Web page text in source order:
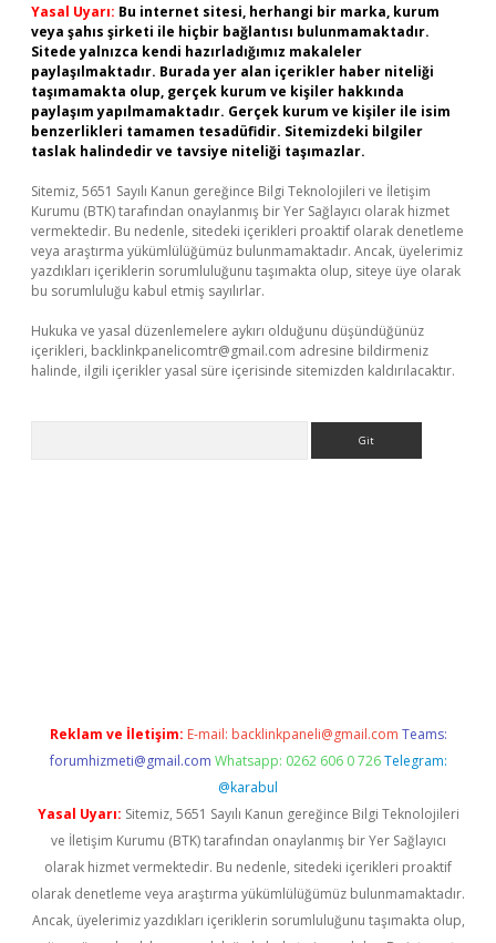
Yasal Uyarı: Bu internet sitesi, herhangi bir marka, kurum
veya şahıs şirketi ile hiçbir bağlantısı bulunmamaktadır.
Sitede yalnızca kendi hazırladığımız makaleler
paylaşılmaktadır. Burada yer alan içerikler haber niteliği
taşımamakta olup, gerçek kurum ve kişiler hakkında
paylaşım yapılmamaktadır. Gerçek kurum ve kişiler ile isim
benzerlikleri tamamen tesadüfidir. Sitemizdeki bilgiler
taslak halindedir ve tavsiye niteliği taşımazlar.
Sitemiz, 5651 Sayılı Kanun gereğince Bilgi Teknolojileri ve İletişim
Kurumu (BTK) tarafından onaylanmış bir Yer Sağlayıcı olarak hizmet
vermektedir. Bu nedenle, sitedeki içerikleri proaktif olarak denetleme
veya araştırma yükümlülüğümüz bulunmamaktadır. Ancak, üyelerimiz
yazdıkları içeriklerin sorumluluğunu taşımakta olup, siteye üye olarak
bu sorumluluğu kabul etmiş sayılırlar.
Hukuka ve yasal düzenlemelere aykırı olduğunu düşündüğünüz
içerikleri, backlinkpanelicomtr@gmail.com adresine bildirmeniz
halinde, ilgili içerikler yasal süre içerisinde sitemizden kaldırılacaktır.
Reklam ve İletişim: E-mail: backlinkpaneli@gmail.com Teams:
forumhizmeti@gmail.com Whatsapp: 0262 606 0 726 Telegram:
@karabul
Yasal Uyarı: Sitemiz, 5651 Sayılı Kanun gereğince Bilgi Teknolojileri
ve İletişim Kurumu (BTK) tarafından onaylanmış bir Yer Sağlayıcı
olarak hizmet vermektedir. Bu nedenle, sitedeki içerikleri proaktif
olarak denetleme veya araştırma yükümlülüğümüz bulunmamaktadır.
Ancak, üyelerimiz yazdıkları içeriklerin sorumluluğunu taşımakta olup,